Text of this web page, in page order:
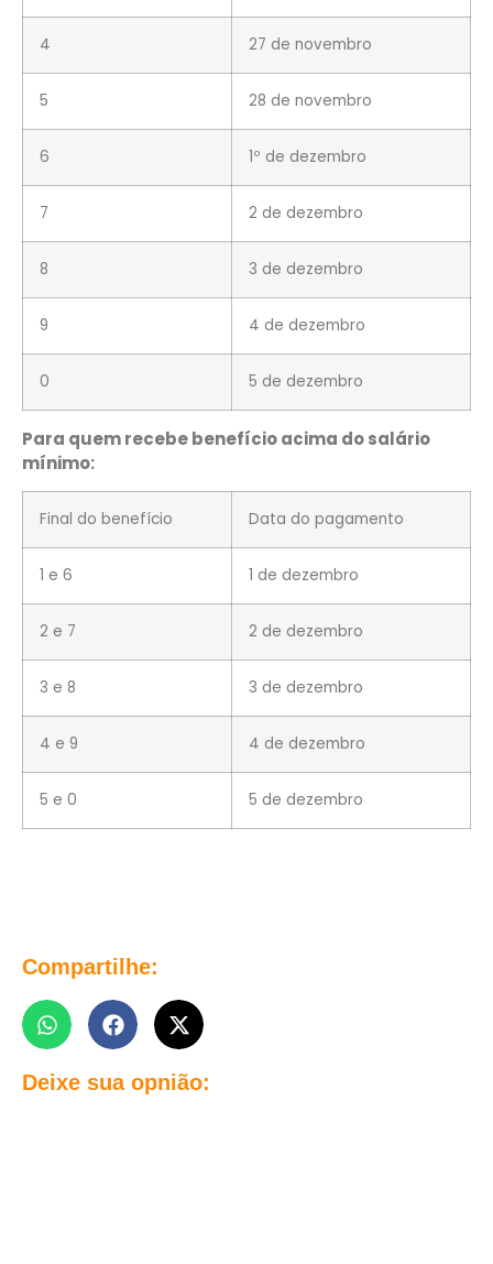
4 27 de novembro
5 28 de novembro
6 1º de dezembro
7 2 de dezembro
8 3 de dezembro
9 4 de dezembro
0 5 de dezembro
Para quem recebe benefício acima do salário
mínimo:
Final do benefício Data do pagamento
1 e 6 1 de dezembro
2 e 7 2 de dezembro
3 e 8 3 de dezembro
4 e 9 4 de dezembro
5 e 0 5 de dezembro
Compartilhe:
Deixe sua opnião: